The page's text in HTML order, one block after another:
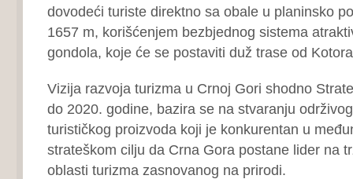
dovodeći turiste direktno sa obale u planinsko
1657 m, korišćenjem bezbjednog sistema
gondola, koje će se postaviti duž trase od
Vizija razvoja turizma u Crnoj Gori shodno
do 2020. godine, bazira se na stvaranju
turističkog proizvoda koji je konkurentan u
strateškom cilju da Crna Gora postane lider na
oblasti turizma zasnovanog na prirodi.